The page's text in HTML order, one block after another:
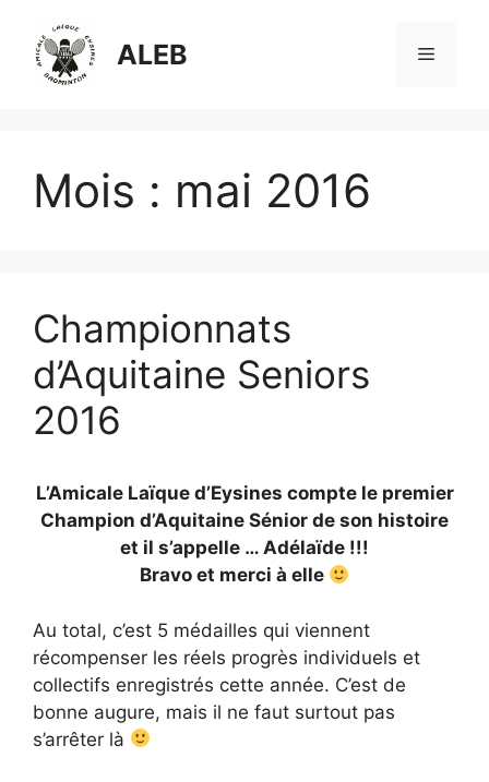
contenu
ALEB Menu
Mois : mai 2016
Championnats
d’Aquitaine Seniors
2016
L’Amicale Laïque d’Eysines compte le premier
Champion d’Aquitaine Sénior de son histoire
et il s’appelle … Adélaïde !!!
Bravo et merci à elle
Au total, c’est 5 médailles qui viennent
récompenser les réels progrès individuels et
collectifs enregistrés cette année. C’est de
bonne augure, mais il ne faut surtout pas
s’arrêter là